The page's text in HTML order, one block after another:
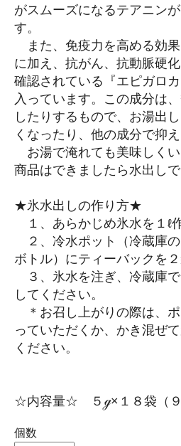
がスムーズになるテアニン
す。
また、免疫力を高める効
に加え、抗がん、抗動脈硬
確認されている『エピガロ
入っています。この成分は
したりするもので、お湯出
くなったり、他の成分で抑
お湯で淹れても美味しく
商品はできましたら水出し
★氷水出しの作り方★
１、あらかじめ氷水を１ℓ
２、冷水ポット（冷蔵庫
ボトル）にティーバックを
３、氷水を注ぎ、冷蔵庫
してください。
＊お召し上がりの際は、
っていただくか、かき混ぜ
ください。
☆内容量☆ ５ℊ×１８袋（９
個数